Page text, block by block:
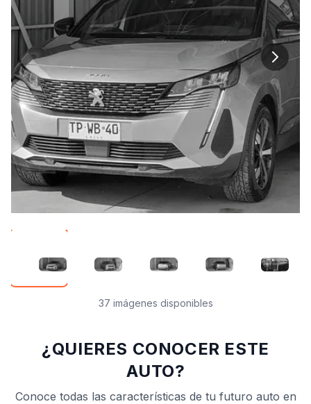
Imagen 1 Imagen 2 Imagen 3 Imagen 4 Imagen 5
37 imágenes disponibles
¿QUIERES CONOCER ESTE
AUTO?
Conoce todas las características de tu futuro auto en